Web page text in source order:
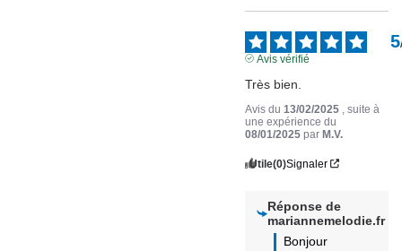
5
Avis vérifié
Très bien.
Avis du 13/02/2025
, suite à
une expérience du
08/01/2025 parM.V.
Utile(0)Signaler
Réponse de
mariannemelodie.fr
Bonjour